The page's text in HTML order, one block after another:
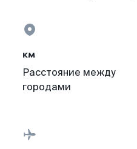
км
Расстояние между
городами